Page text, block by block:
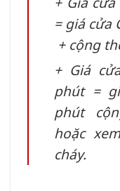
= giá cửa
+ cộng
+ Giá
phút =
phút
hoặc
cháy.